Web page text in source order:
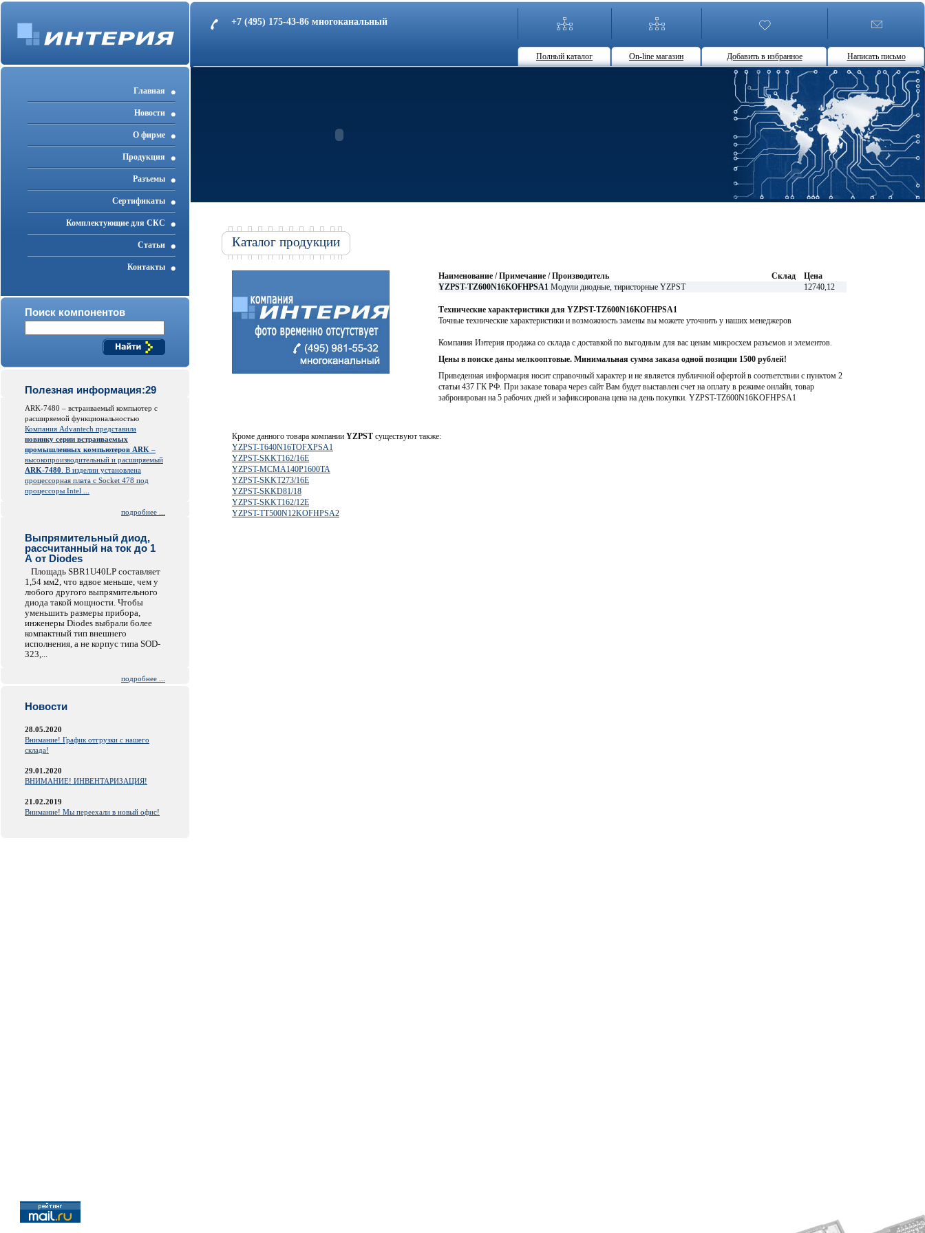
+7 (495) 175-43-86 многоканальный
Полный каталог On-line магазин Добавить в избранное Написать письмо
Главная
Новости
О фирме
Продукция
Разъемы
Cертификаты
Комплектующие для СКС
Статьи
Контакты
Поиск компонентов
Полезная информация:29
ARK-7480 – встраиваемый компьютер с
расширяемой функциональностью
Компания Advantech представила
новинку серии встраиваемых
промышленных компьютеров ARK –
высокопроизводительный и расширяемый
ARK-7480 . В изделии установлена
процессорная плата с Socket 478 под
процессоры Intel ...
подробнее ...
Выпрямительный диод,
рассчитанный на ток до 1
А от Diodes
Площадь SBR1U40LP составляет
1,54 мм2, что вдвое меньше, чем у
любого другого выпрямительного
диода такой мощности. Чтобы
уменьшить размеры прибора,
инженеры Diodes выбрали более
компактный тип внешнего
исполнения, а не корпус типа SOD-
323,...
подробнее ...
Новости
28.05.2020
Внимание! График отгрузки с нашего
склада!
29.01.2020
ВНИМАНИЕ! ИНВЕНТАРИЗАЦИЯ!
21.02.2019
Внимание! Мы переехали в новый офис!
Каталог продукции
Наименование / Примечание / Производитель Склад
Цена
YZPST-TZ600N16KOFHPSA1 Модули диодные, тиристорные YZPST 12740,12
Технические характеристики для YZPST-TZ600N16KOFHPSA1
Точные технические характеристики и возможность замены вы можете уточнить у наших менеджеров
Компания Интерия продажа со склада с доставкой по выгодным для вас ценам микросхем разъемов и элементов.
Цены в поиске даны мелкооптовые. Минимальная сумма заказа одной позиции 1500 рублей!
Приведенная информация носит справочный характер и не является публичной офертой в соответствии с пунктом 2
статьи 437 ГК РФ. При заказе товара через сайт Вам будет выставлен счет на оплату в режиме онлайн, товар
забронирован на 5 рабочих дней и зафиксирована цена на день покупки. YZPST-TZ600N16KOFHPSA1
Кроме данного товара компании YZPST существуют также:
YZPST-T640N16TOFXPSA1
YZPST-SKKT162/16E
YZPST-MCMA140P1600TA
YZPST-SKKT273/16E
YZPST-SKKD81/18
YZPST-SKKT162/12E
YZPST-TT500N12KOFHPSA2